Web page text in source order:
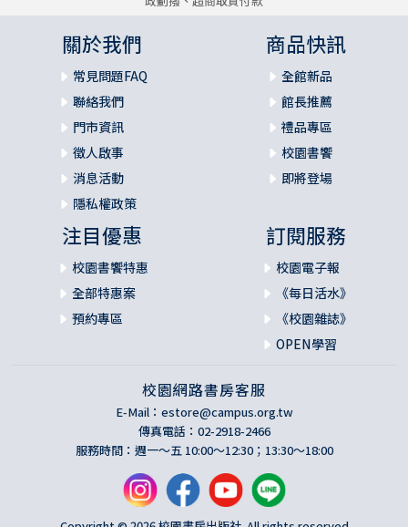
關於我們
常見問題FAQ
聯絡我們
門市資訊
徵人啟事
消息活動
隱私權政策
商品快訊
全館新品
館長推薦
禮品專區
校園書饗
即將登場
注目優惠
校園書饗特惠
全部特惠案
預約專區
訂閱服務
校園電子報
《每日活水》
《校園雜誌》
OPEN學習
校園網路書房客服
E-Mail： estore@campus.org.tw
傳真電話：02-2918-2466
服務時間：週一～五 10:00～12:30；13:30～18:00